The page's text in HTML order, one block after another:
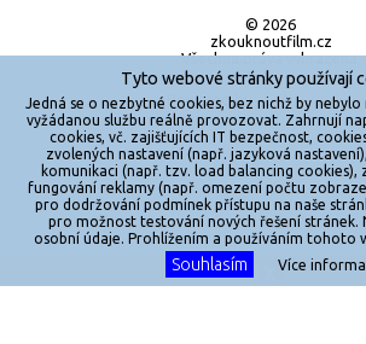
© 2026
zkouknoutfilm.cz
Všechna práva vyhrazena.
Powered by
Reklama
Sítě
Redakce
Jakékoliv užití obsahu je bez souhlasu
Tyto webové stránky používají
Jedná se o nezbytné cookies, bez nichž by
vyžádanou službu reálně provozovat. Zahrnují
cookies, vč. zajišťujících IT bezpečnost,
zvolených nastavení (např. jazyková
komunikaci (např. tzv. load balancing cookies),
fungování reklamy (např. omezení počtu
pro dodržování podmínek přístupu na naše
pro možnost testování nových řešení stránek.
osobní údaje. Prohlížením a používáním tohoto
Souhlasím Více